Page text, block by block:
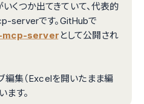
くつか出てきていて、代表的
serverです。GitHubで
mcp-server として公開され
編集（Excelを開いたまま編
ます。